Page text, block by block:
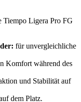
Tiempo Ligera Pro FG
für unvergleichliche
Komfort während des
und Stabilität auf
dem Platz.